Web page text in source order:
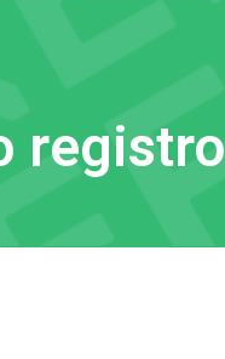
registro